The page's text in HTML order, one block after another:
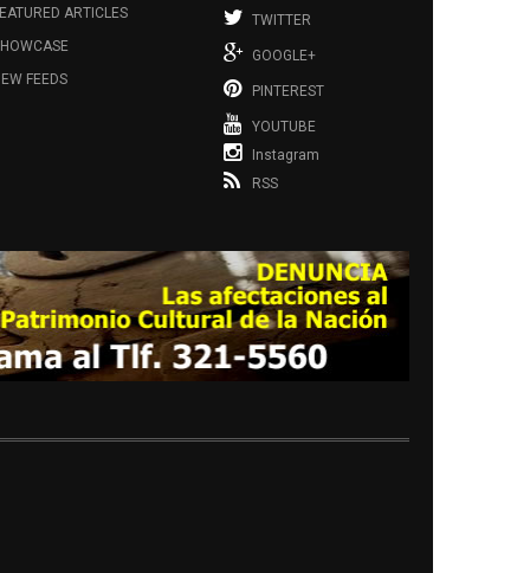
ARTICLES
FEEDS
TWITTER
GOOGLE+
PINTEREST
YOUTUBE
Instagram
RSS